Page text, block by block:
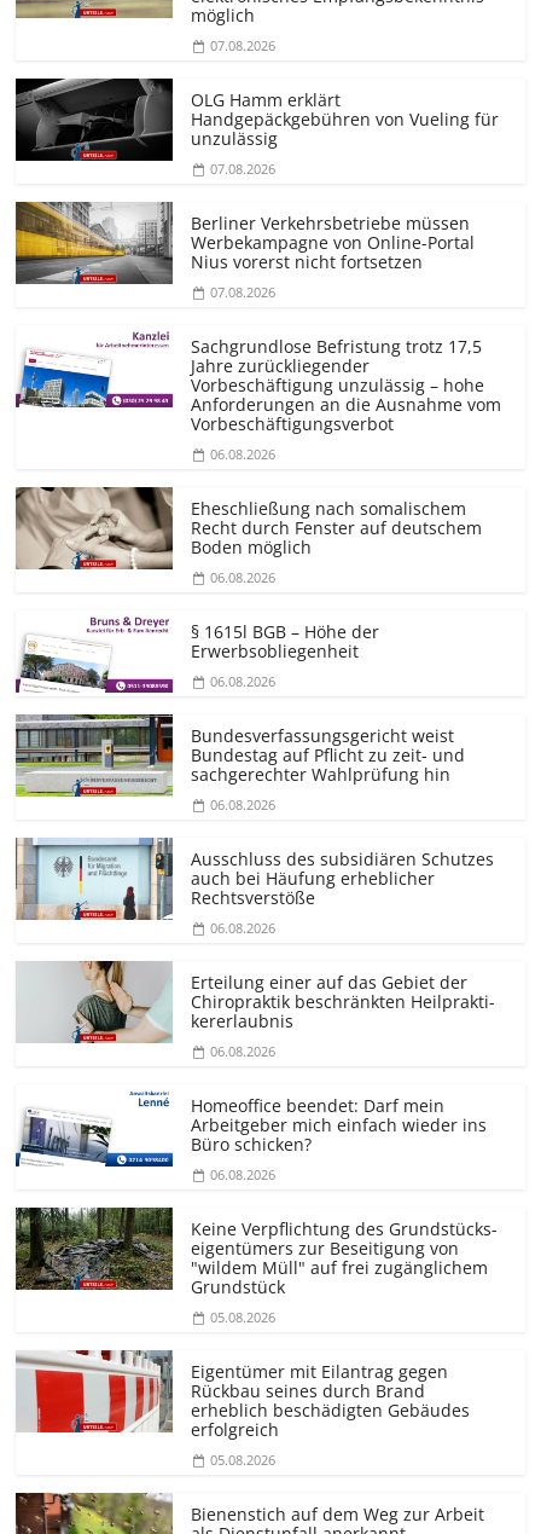
möglich
07.08.2026
OLG Hamm erklärt
Handgepäckgebühren von Vueling für
unzulässig
07.08.2026
Berliner Verkehrsbetriebe müssen
Werbekampagne von Online-Portal
Nius vorerst nicht fortsetzen
07.08.2026
Sachgrundlose Befristung trotz 17,5
Jahre zurückliegender
Vorbeschäftigung unzulässig – hohe
Anforderungen an die Ausnahme vom
Vorbeschäf­tigungsverbot
06.08.2026
Eheschließung nach somalischem
Recht durch Fenster auf deutschem
Boden möglich
06.08.2026
§ 1615l BGB – Höhe der
Erwerbsobliegenheit
06.08.2026
Bundesver­fassungsgericht weist
Bundestag auf Pflicht zu zeit- und
sachgerechter Wahlprüfung hin
06.08.2026
Ausschluss des subsidiären Schutzes
auch bei Häufung erheblicher
Rechtsverstöße
06.08.2026
Erteilung einer auf das Gebiet der
Chiropraktik beschränkten Heilprakti­
kererlaubnis
06.08.2026
Homeoffice beendet: Darf mein
Arbeitgeber mich einfach wieder ins
Büro schicken?
06.08.2026
Keine Verpflichtung des Grundstücks­
eigentümers zur Beseitigung von
"wildem Müll" auf frei zugänglichem
Grundstück
05.08.2026
Eigentümer mit Eilantrag gegen
Rückbau seines durch Brand
erheblich beschädigten Gebäudes
erfolgreich
05.08.2026
Bienenstich auf dem Weg zur Arbeit